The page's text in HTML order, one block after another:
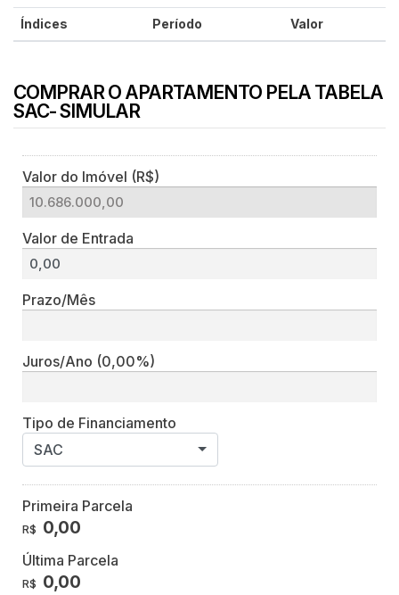
Índices Período Valor
COMPRAR O APARTAMENTO PELA TABELA
SAC- SIMULAR
Valor do Imóvel (R$)
Valor de Entrada
Prazo/Mês
Juros/Ano (0,00%)
Tipo de Financiamento
SAC
Primeira Parcela
R$ 0,00
Última Parcela
R$ 0,00